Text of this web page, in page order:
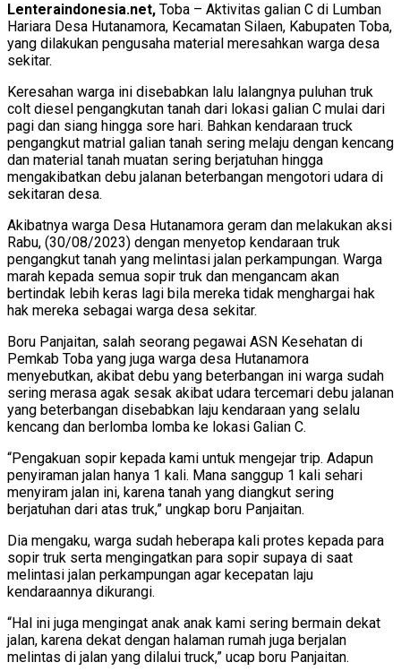
Lenteraindonesia.net, Toba – Aktivitas galian C di Lumban
Hariara Desa Hutanamora, Kecamatan Silaen, Kabupaten Toba,
yang dilakukan pengusaha material meresahkan warga desa
sekitar.
Keresahan warga ini disebabkan lalu lalangnya puluhan truk
colt diesel pengangkutan tanah dari lokasi galian C mulai dari
pagi dan siang hingga sore hari. Bahkan kendaraan truck
pengangkut matrial galian tanah sering melaju dengan kencang
dan material tanah muatan sering berjatuhan hingga
mengakibatkan debu jalanan beterbangan mengotori udara di
sekitaran desa.
Akibatnya warga Desa Hutanamora geram dan melakukan aksi
Rabu, (30/08/2023) dengan menyetop kendaraan truk
pengangkut tanah yang melintasi jalan perkampungan. Warga
marah kepada semua sopir truk dan mengancam akan
bertindak lebih keras lagi bila mereka tidak menghargai hak
hak mereka sebagai warga desa sekitar.
Boru Panjaitan, salah seorang pegawai ASN Kesehatan di
Pemkab Toba yang juga warga desa Hutanamora
menyebutkan, akibat debu yang beterbangan ini warga sudah
sering merasa agak sesak akibat udara tercemari debu jalanan
yang beterbangan disebabkan laju kendaraan yang selalu
kencang dan berlomba lomba ke lokasi Galian C.
“Pengakuan sopir kepada kami untuk mengejar trip. Adapun
penyiraman jalan hanya 1 kali. Mana sanggup 1 kali sehari
menyiram jalan ini, karena tanah yang diangkut sering
berjatuhan dari atas truk,” ungkap boru Panjaitan.
Dia mengaku, warga sudah heberapa kali protes kepada para
sopir truk serta mengingatkan para sopir supaya di saat
melintasi jalan perkampungan agar kecepatan laju
kendaraannya dikurangi.
“Hal ini juga mengingat anak anak kami sering bermain dekat
jalan, karena dekat dengan halaman rumah juga berjalan
melintas di jalan yang dilalui truck,” ucap boru Panjaitan.